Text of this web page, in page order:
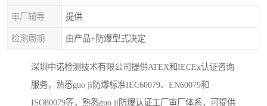
审厂辅导 提供
检测周期 由产品+防爆型式决定
深圳中诺检测技术有限公司提供ATEX和IECEx认证咨询
服务，熟悉guo ji防爆标准IEC60079、EN60079和
ISO80079等，熟悉guo ji防爆认证工厂审厂体系，可提供